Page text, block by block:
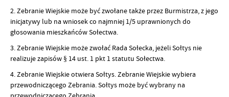
2. Zebranie Wiejskie może być zwołane także przez Burmistrza, z jego
inicjatywy lub na wniosek co najmniej 1/5 uprawnionych do
głosowania mieszkańców Sołectwa.
3. Zebranie Wiejskie może zwołać Rada Sołecka, jeżeli Sołtys nie
realizuje zapisów § 14 ust. 1 pkt 1 statutu Sołectwa.
4. Zebranie Wiejskie otwiera Sołtys. Zebranie Wiejskie wybiera
przewodniczącego Zebrania. Sołtys może być wybrany na